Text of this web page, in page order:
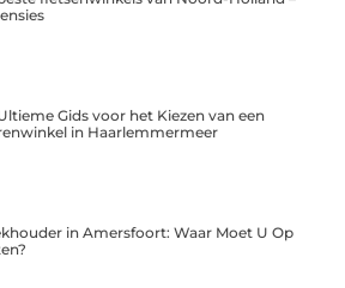
Gids voor het Kiezen van een
in Haarlemmermeer
in Amersfoort: Waar Moet U Op